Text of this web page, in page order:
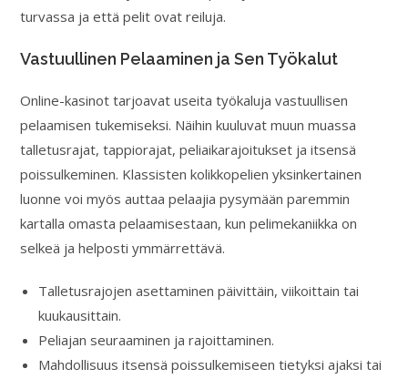
turvassa ja että pelit ovat reiluja.
Vastuullinen Pelaaminen ja Sen Työkalut
Online-kasinot tarjoavat useita työkaluja vastuullisen
pelaamisen tukemiseksi. Näihin kuuluvat muun muassa
talletusrajat, tappiorajat, peliaikarajoitukset ja itsensä
poissulkeminen. Klassisten kolikkopelien yksinkertainen
luonne voi myös auttaa pelaajia pysymään paremmin
kartalla omasta pelaamisestaan, kun pelimekaniikka on
selkeä ja helposti ymmärrettävä.
Talletusrajojen asettaminen päivittäin, viikoittain tai
kuukausittain.
Peliajan seuraaminen ja rajoittaminen.
Mahdollisuus itsensä poissulkemiseen tietyksi ajaksi tai